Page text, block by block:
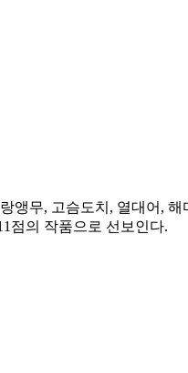
앵무, 고슴도치, 열대어,
점의 작품으로 선보인다.